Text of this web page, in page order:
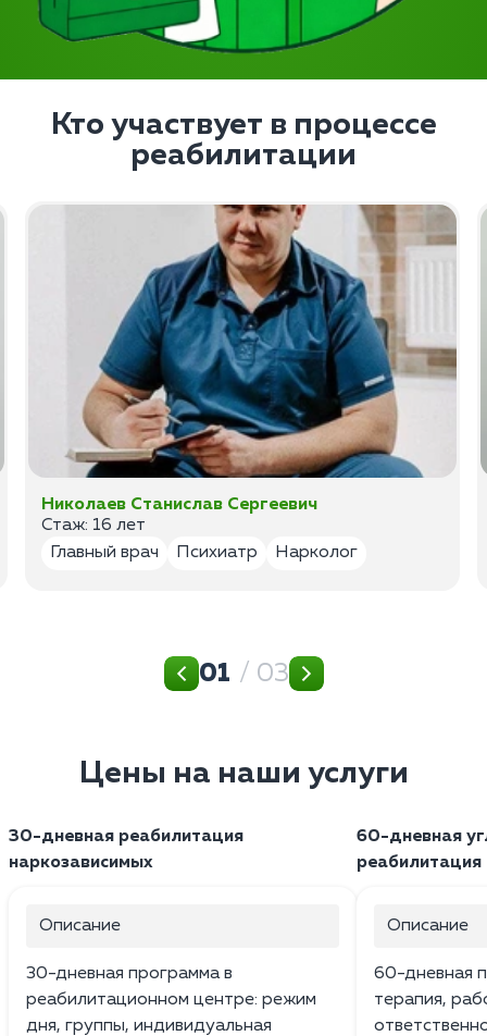
Кто участвует в процессе
реабилитации
Николаев Станислав Сергеевич
Стаж: 16 лет
Главный врач
Психиатр Нарколог
01 / 03
Цены на наши услуги
30-дневная реабилитация
наркозависимых
Описание
30-дневная программа в
реабилитационном центре: режим
дня, группы, индивидуальная
60-дневная
реабилитация
Описание
60-дневная
терапия,